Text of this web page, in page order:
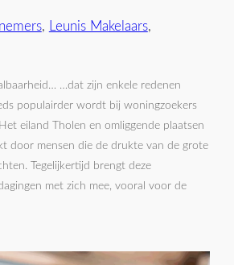
, Leunis Makelaars
…dat zijn enkele redenen
populairder wordt bij woningzoekers
eiland Tholen en omliggende plaatsen
door mensen die de drukte van de grote
Tegelijkertijd brengt deze
met zich mee, vooral voor de